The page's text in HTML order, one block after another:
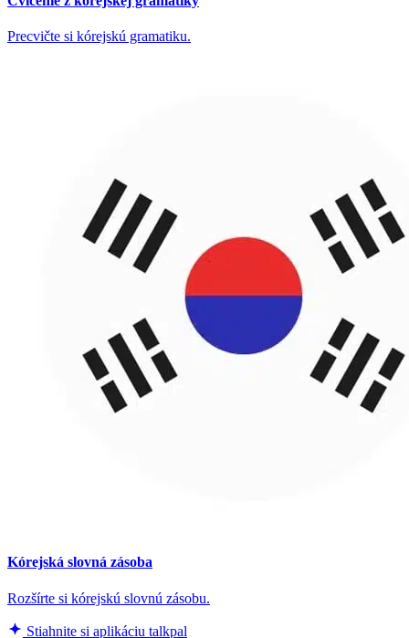
Precvičte si kórejskú gramatiku.
Kórejská slovná zásoba
Rozšírte si kórejskú slovnú zásobu.
Stiahnite si aplikáciu talkpal